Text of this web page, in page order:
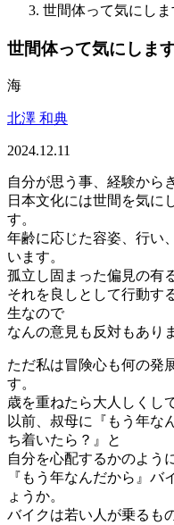
世間体って気にしま
世間体って気にしま
海
北澤 和典
2024.12.11
自分が思う事、経験から
日本文化には世間を気に
す。
年齢に応じた容姿、行い
います。
孤立し固まった偏見の有
それを良しとして行動す
生なので
なんの意見も反対もあり
ただ私は冒険心も何の発
す。
歳を重ねたら大人しくし
以前、叔母に『もう年な
ち着いたら？』と
自分を心配するかのよう
『もう年なんだから』バ
ょうか。
バイクは若い人が乗るも